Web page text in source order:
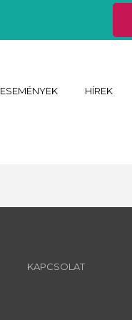
ESEMÉNYEK HÍREK
KAPCSOLAT